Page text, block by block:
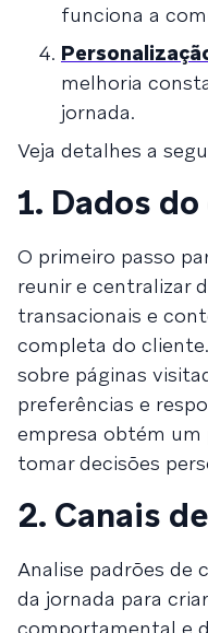
funciona a
melhoria
jornada.
Veja detalhes a
1. Dados
O primeiro passo
reunir e centralizar
transacionais e
completa do
sobre páginas
preferências e
empresa obtém um
tomar decisões
2. Canais
Analise padrões de
da jornada para
comportamental e